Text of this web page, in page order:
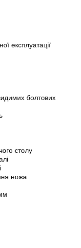
експлуатації
болтових
столу
ножа